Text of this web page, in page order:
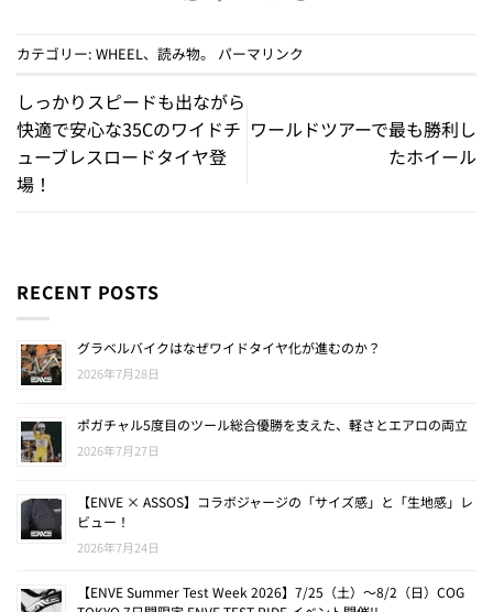
カテゴリー: WHEEL 、 読み物。 パーマリンク
しっかりスピードも出ながら
快適で安心な35Cのワイドチ
ューブレスロードタイヤ登
場！
ワールドツアーで最も勝利し
たホイール
RECENT POSTS
グラベルバイクはなぜワイドタイヤ化が進むのか？
2026年7月28日
ポガチャル5度目のツール総合優勝を支えた、軽さとエアロの両立
2026年7月27日
【ENVE × ASSOS】コラボジャージの「サイズ感」と「生地感」レ
ビュー！
2026年7月24日
【ENVE Summer Test Week 2026】7/25（土）〜8/2（日）COG